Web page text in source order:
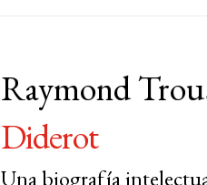
Raymond
Diderot
Una biografía